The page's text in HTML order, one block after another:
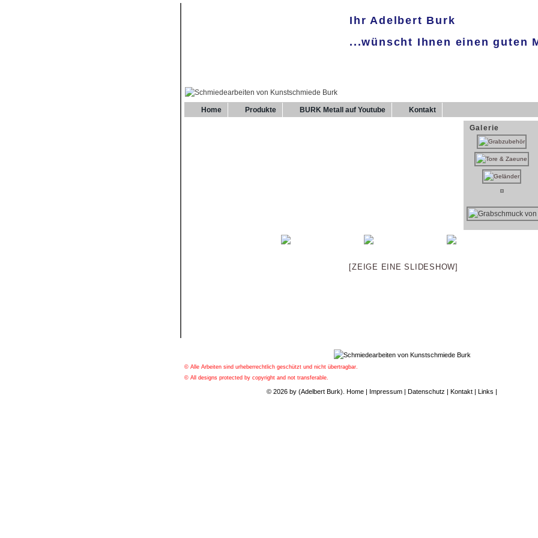
Ihr Adelbert Burk
...wünscht Ihnen einen guten
Home Produkte BURK Metall auf Youtube Kontakt
Galerie
[ZEIGE EINE SLIDESHOW]
© Alle Arbeiten sind urheberrechtlich geschützt und nicht übertragbar.
© All designs protected by copyright and not transferable.
© 2026 by (Adelbert Burk). Home| Impressum| Datenschutz | Kontakt| Links |